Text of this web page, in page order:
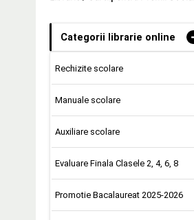
Categorii librarie online
Rechizite scolare
Manuale scolare
Auxiliare scolare
Evaluare Finala Clasele 2, 4, 6, 8
Promotie Bacalaureat 2025-2026